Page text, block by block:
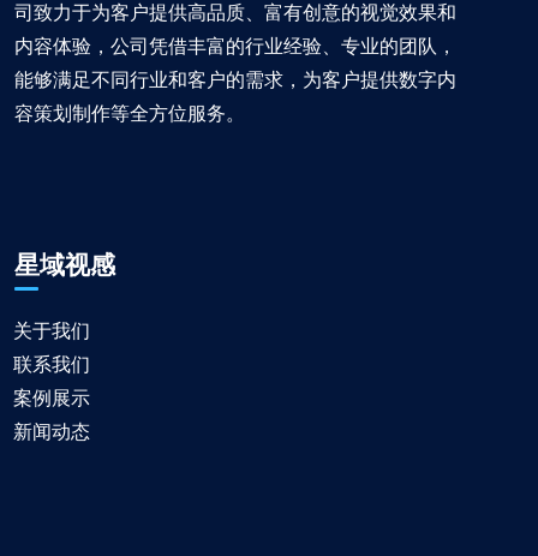
司致力于为客户提供高品质、富有创意的视觉效果和
内容体验，公司凭借丰富的行业经验、专业的团队，
能够满足不同行业和客户的需求，为客户提供数字内
容策划制作等全方位服务。
星域视感
关于我们
联系我们
案例展示
新闻动态